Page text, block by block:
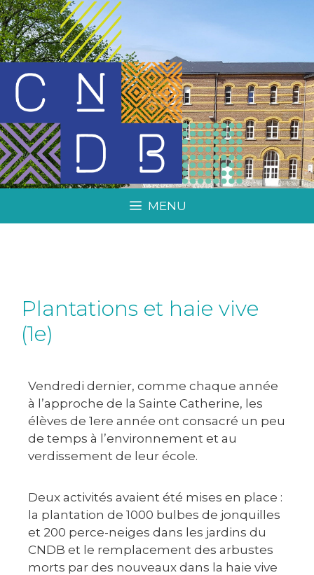
MENU
Plantations et haie vive
(1e)
Vendredi dernier, comme chaque année
à l’approche de la Sainte Catherine, les
élèves de 1ere année ont consacré un peu
de temps à l’environnement et au
verdissement de leur école.
Deux activités avaient été mises en place :
la plantation de 1000 bulbes de jonquilles
et 200 perce-neiges dans les jardins du
CNDB et le remplacement des arbustes
morts par des nouveaux dans la haie vive